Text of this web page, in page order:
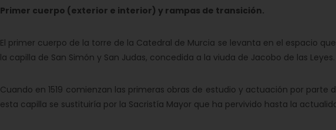
Primer cuerpo (exterior e interior) y rampas de transición.
El primer cuerpo de la torre de la Catedral de Murcia se levanta en el espacio
la capilla de San Simón y San Judas, concedida a la viuda de Jacobo de las Leyes.
Cuando en 1519 comienzan las primeras obras de estudio y actuación por parte
esta capilla se sustituiría por la Sacristía Mayor que ha pervivido hasta la